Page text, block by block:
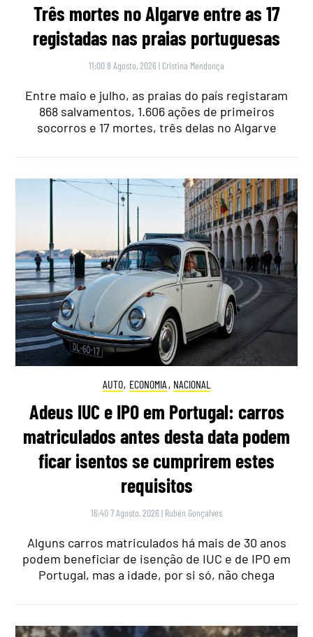
Três mortes no Algarve entre as 17
registadas nas praias portuguesas
11:00 8 Agosto, 2026 | Cristina Mendonça
Entre maio e julho, as praias do país registaram
868 salvamentos, 1.606 ações de primeiros
socorros e 17 mortes, três delas no Algarve
AUTO, ECONOMIA , NACIONAL
Adeus IUC e IPO em Portugal: carros
matriculados antes desta data podem
ficar isentos se cumprirem estes
requisitos
16:40 7 Agosto, 2026 | Rubén Gonçalves
Alguns carros matriculados há mais de 30 anos
podem beneficiar de isenção de IUC e de IPO em
Portugal, mas a idade, por si só, não chega